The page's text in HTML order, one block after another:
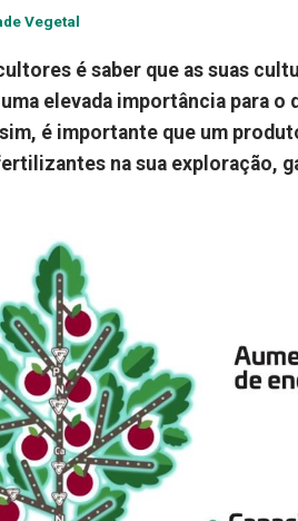
Vegetal
é saber que as suas
elevada importância para o
é importante que um
na sua exploração,